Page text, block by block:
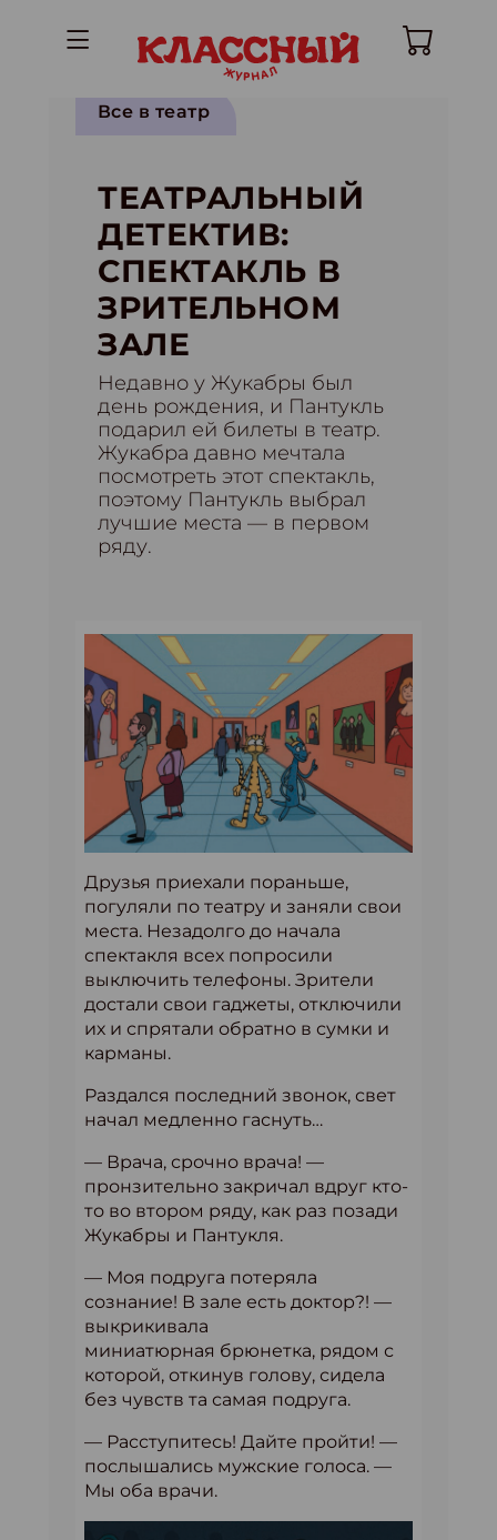
Все в театр
ТЕАТРАЛЬНЫЙ
ДЕТЕКТИВ:
СПЕКТАКЛЬ В
ЗРИТЕЛЬНОМ
ЗАЛЕ
Недавно у Жукабры был
день рождения, и Пантукль
подарил ей билеты в театр.
Жукабра давно мечтала
посмотреть этот спектакль,
поэтому Пантукль выбрал
лучшие места — в первом
ряду.
Друзья приехали пораньше,
погуляли по театру и заняли свои
места. Незадолго до начала
спектакля всех попросили
выключить телефоны. Зрители
достали свои гаджеты, отключили
их и спрятали обратно в сумки и
карманы.
Раздался последний звонок, свет
начал медленно гаснуть…
— Врача, срочно врача! —
пронзительно закричал вдруг кто-
то во втором ряду, как раз позади
Жукабры и Пантукля.
— Моя подруга потеряла
сознание! В зале есть доктор?! —
выкрикивала
миниатюрная брюнетка, рядом с
которой, откинув голову, сидела
без чувств та самая подруга.
— Расступитесь! Дайте пройти! —
послышались мужские голоса. —
Мы оба врачи.